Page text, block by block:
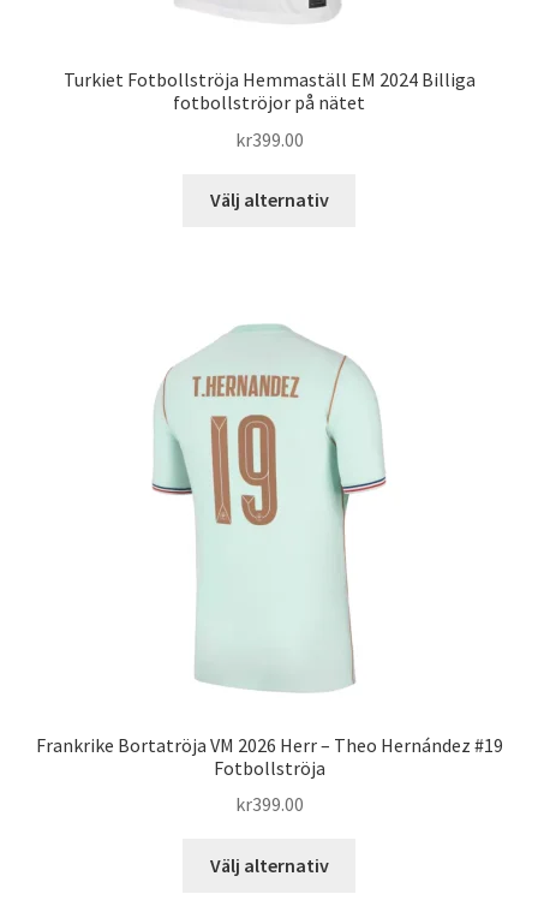
Turkiet Fotbollströja Hemmaställ EM 2024 Billiga
fotbollströjor på nätet
kr399.00
Välj alternativ
De
olika
alternativen
kan
väljas
Frankrike Bortatröja VM 2026 Herr – Theo Hernández #19
Fotbollströja
kr399.00
Välj alternativ